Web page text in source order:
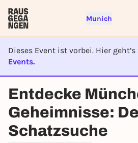
Munich
Dieses Event ist vorbei. Hier geht’s
Events.
EVENT IST
Entdecke
Geheimnisse:
Schatzsuche
Sign up for free and
right
To like events, follow pages,
lotteries, you need a free